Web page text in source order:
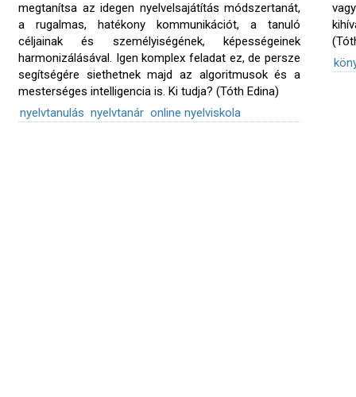
megtanítsa az idegen nyelvelsajátítás módszertanát,
a rugalmas, hatékony kommunikációt, a tanuló
céljainak és személyiségének, képességeinek
harmonizálásával. Igen komplex feladat ez, de persze
segítségére siethetnek majd az algoritmusok és a
mesterséges intelligencia is. Ki tudja? (Tóth Edina)
nyelvtanulás nyelvtanár online nyelviskola